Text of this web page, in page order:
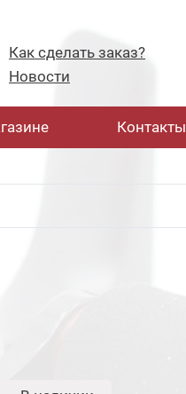
Как сделать заказ?
Новости
Контакты